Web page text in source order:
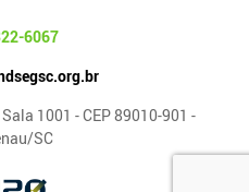
6067
1001 - CEP 89010-901 -
SC